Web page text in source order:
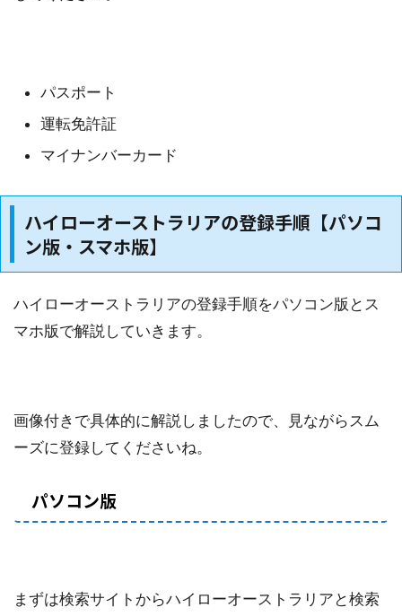
パスポート
運転免許証
マイナンバーカード
ハイローオーストラリアの登録手順【パソコ
ン版・スマホ版】
ハイローオーストラリアの登録手順をパソコン版とス
マホ版で解説していきます。
画像付きで具体的に解説しましたので、見ながらスム
ーズに登録してくださいね。
パソコン版
まずは検索サイトからハイローオーストラリアと検索